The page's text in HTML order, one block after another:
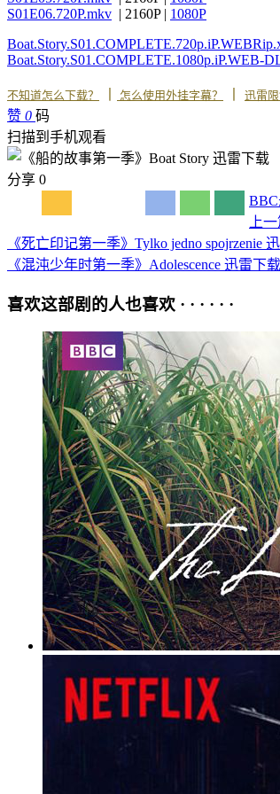
S01E06.720P.mkv | 2160P | 1080P
Boat.Story.S01.COMPLETE.1080p.iP.WEB-
不知道怎么下载？ 怎么使用外挂字幕？ 迅雷
赞 0 码
扫描到手机观看
分享 0
BBC
上
《死亡印记第一季》Tylko jedno spojrzenie
《混沌少年时第一季》Adolescence 迅雷下载
喜欢这部剧的人也喜欢 · · · · · ·